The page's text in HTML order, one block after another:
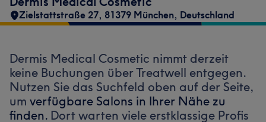
Zielstattstraße 27, 81379 München, Deutschland
Dermis Medical Cosmetic nimmt derzeit
keine Buchungen über Treatwell entgegen.
Nutzen Sie das Suchfeld oben auf der Seite,
um verfügbare Salons in Ihrer Nähe zu
finden. Dort warten viele erstklassige Profis